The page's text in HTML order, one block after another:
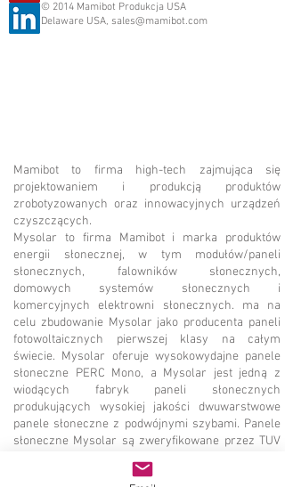
© 2014 Mamibot Produkcja USA
Delaware USA, sales@mamibot.com
Mamibot to firma high-tech zajmująca się
projektowaniem i produkcją produktów
zrobotyzowanych oraz innowacyjnych urządzeń
czyszczących.
Mysolar to firma Mamibot i marka produktów
energii słonecznej, w tym modułów/paneli
słonecznych, falowników słonecznych,
domowych systemów słonecznych i
komercyjnych elektrowni słonecznych. ma na
celu zbudowanie Mysolar jako producenta paneli
fotowoltaicznych pierwszej klasy na całym
świecie. Mysolar oferuje wysokowydajne panele
słoneczne PERC Mono, a Mysolar jest jedną z
wiodących fabryk paneli słonecznych
produkujących wysokiej jakości dwuwarstwowe
panele słoneczne z podwójnymi szybami. Panele
słoneczne Mysolar są zweryfikowane przez TUV
zgodnie z IEC61730, IEC61215, IEC61701, IEC61726
itd. Fabryki Mysolar są weryfikowane przez